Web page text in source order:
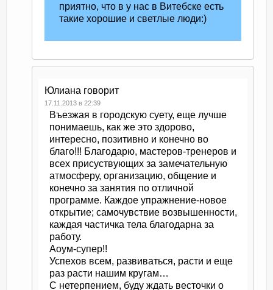
приятно, что в у нас в Витебске есть
такие хорошие и светлые люди:)
Юлиана говорит
17.11.2013 в 22:39
Въезжая в городскую суету, еще лучше
понимаешь, как же это здорово,
интересно, позитивно и конечно во
благо!!! Благодарю, мастеров-тренеров и
всех присуствующих за замечательную
атмосферу, организацию, общение и
конечно за занятия по отличной
программе. Каждое упражнение-новое
открытие; самочувствие возвышенности,
каждая частичка тела благодарна за
работу.
Аоум-супер!!
Успехов всем, развиваться, расти и еще
раз расти нашим кругам…
С нетерпением, буду ждать весточки о